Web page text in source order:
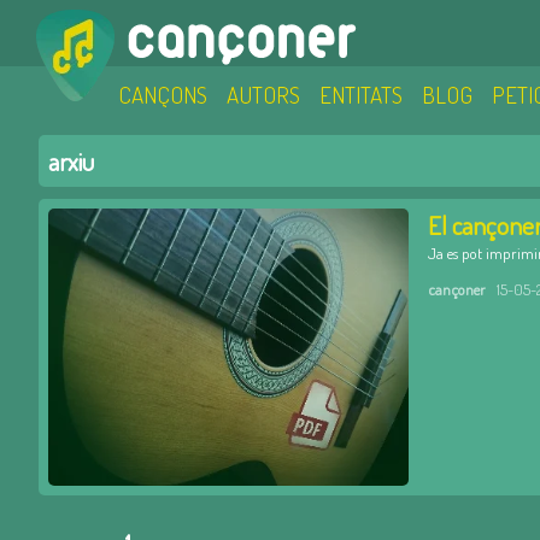
CANÇONS AUTORS ENTITATS BLOG
arxiu
El
Ja es pot
cançoner15-05-